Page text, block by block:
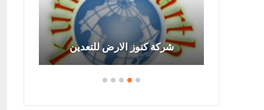
شركة كنوز الارض للتعدين